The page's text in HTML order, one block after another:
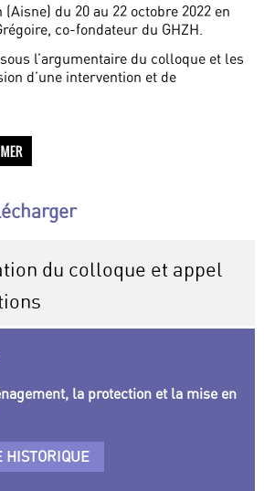
du 20 au 22 octobre 2022 en
co-fondateur du GHZH.
l’argumentaire du colloque et les
d’une intervention et de
du colloque et appel
la protection et la mise en
HISTORIQUE